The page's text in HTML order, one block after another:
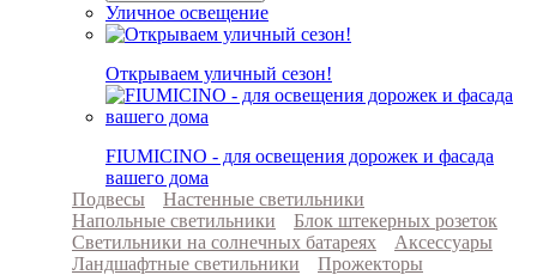
Уличное освещение
Открываем уличный сезон!
FIUMICINO - для освещения дорожек и фасада
вашего дома
Подвесы
Настенные светильники
Напольные светильники
Блок штекерных розеток
Светильники на солнечных батареях
Аксессуары
Ландшафтные светильники
Прожекторы